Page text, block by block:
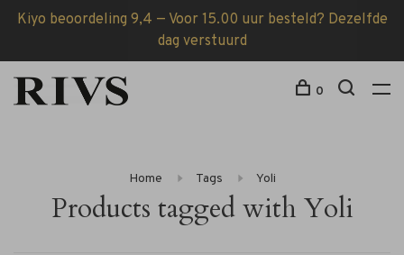
Kiyo beoordeling 9,4 — Voor 15.00 uur besteld? Dezelfde
dag verstuurd
0
Home Tags Yoli
Products tagged with Yoli